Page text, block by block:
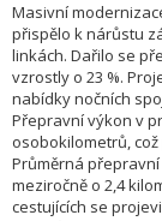
Masivní
přispělo k nárůstu
linkách. Dařilo se
vzrostly o 23 %.
nabídky nočních
Přepravní výkon v
osobokilometrů,
Průměrná
meziročně o 2,4
cestujících se